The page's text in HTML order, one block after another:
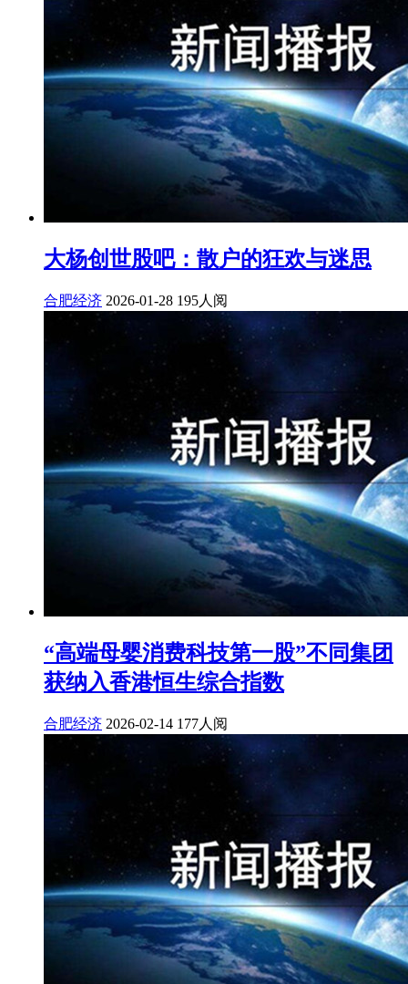
大杨创世股吧：散户的狂欢与迷思
合肥经济 2026-01-28 195人阅
“高端母婴消费科技第一股”不同集团
获纳入香港恒生综合指数
合肥经济 2026-02-14 177人阅